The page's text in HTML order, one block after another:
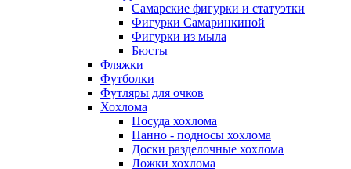
Самарские фигурки и статуэтки
Фигурки Самаринкиной
Фигурки из мыла
Бюсты
Фляжки
Футболки
Футляры для очков
Хохлома
Посуда хохлома
Панно - подносы хохлома
Доски разделочные хохлома
Ложки хохлома